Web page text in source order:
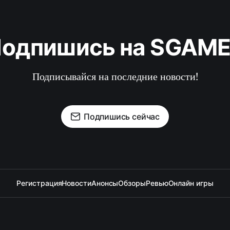
на
Подписывайся на последние новости!
Подпишись сейчас
РегистрацияНовостиАнонсыОбзорыРевьюОнлайн игры